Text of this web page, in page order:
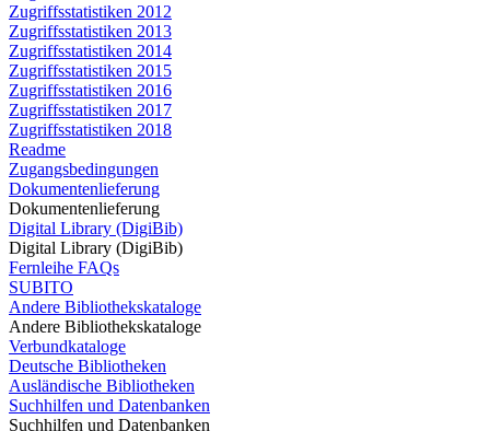
Zugriffsstatistiken 2012
Zugriffsstatistiken 2013
Zugriffsstatistiken 2014
Zugriffsstatistiken 2015
Zugriffsstatistiken 2016
Zugriffsstatistiken 2017
Zugriffsstatistiken 2018
Readme
Zugangsbedingungen
Dokumentenlieferung
Dokumentenlieferung
Digital Library (DigiBib)
Digital Library (DigiBib)
Fernleihe FAQs
SUBITO
Andere Bibliothekskataloge
Andere Bibliothekskataloge
Verbundkataloge
Deutsche Bibliotheken
Ausländische Bibliotheken
Suchhilfen und Datenbanken
Suchhilfen und Datenbanken